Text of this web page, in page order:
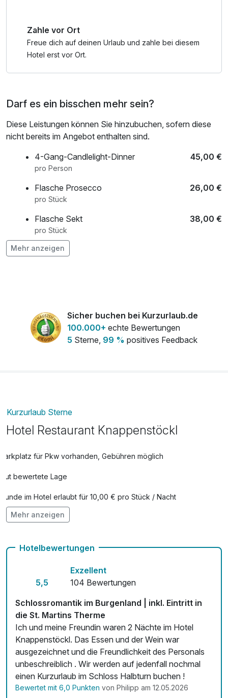
Zahle vor Ort
Freue dich auf deinen Urlaub und zahle bei diesem
Hotel erst vor Ort.
Darf es ein bisschen mehr sein?
Diese Leistungen können Sie hinzubuchen, sofern diese
nicht bereits im Angebot enthalten sind.
4-Gang-Candlelight-Dinner
45,00 €
pro Person
Flasche Prosecco 26,00 €
pro Stück
Flasche Sekt 38,00 €
pro Stück
Mehr anzeigen
Sicher buchen bei Kurzurlaub.de
100.000+ echte Bewertungen
5 Sterne, 99 % positives Feedback
Kurzurlaub Sterne
Hotel Restaurant Knappenstöckl
Parkplatz für Pkw vorhanden, Gebühren möglich
Gut bewertete Lage
Hunde im Hotel erlaubt für 10,00 € pro Stück / Nacht
kostenfreie Leihfahrräder
Mehr anzeigen
Hotelbewertungen
5,5
Exzellent
104 Bewertungen
Schlossromantik im Burgenland | inkl. Eintritt in
die St. Martins Therme
Ich und meine Freundin waren 2 Nächte im Hotel
Knappenstöckl. Das Essen und der Wein war
ausgezeichnet und die Freundlichkeit des Personals
unbeschreiblich . Wir werden auf jedenfall nochmal
einen Kurzurlaub im Schloss Halbturn buchen !
Bewertet mit 6,0 Punkten von Philipp am 12.05.2026